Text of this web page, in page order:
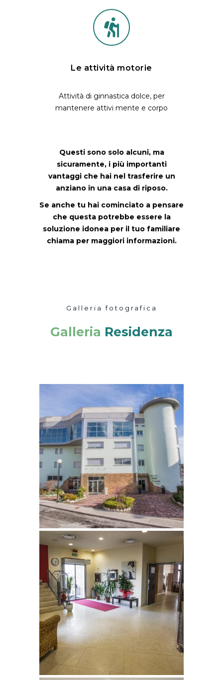
Le attività motorie
Attività di ginnastica dolce, per
mantenere attivi mente e corpo
Questi sono solo alcuni, ma
sicuramente, i più importanti
vantaggi che hai nel trasferire un
anziano in una casa di riposo.
Se anche tu hai cominciato a pensare
che questa potrebbe essere la
soluzione idonea per il tuo familiare
chiama per maggiori informazioni.
Galleria fotografica
Galleria Residenza